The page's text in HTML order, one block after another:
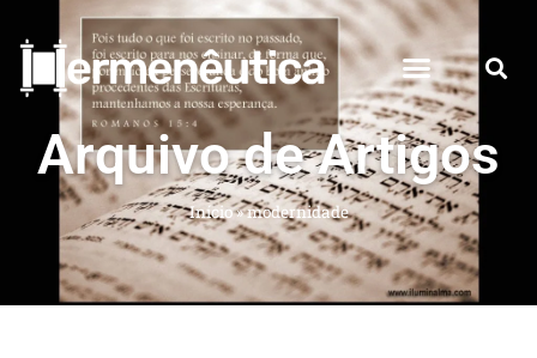
Arquivo de Artigos
Início»modernidade